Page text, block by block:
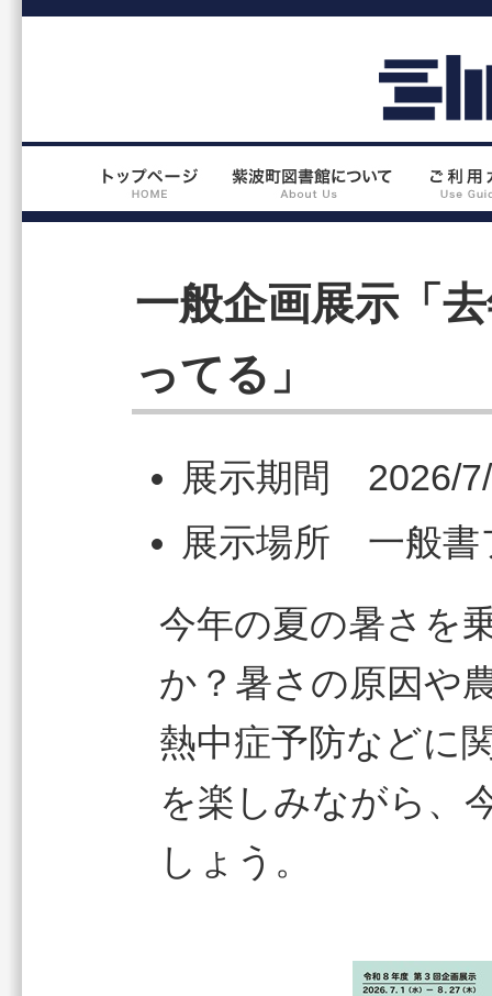
一般企画展示「
ってる」
展示期間 2026/
展示場所 一般書
今年の夏の暑さを
か？暑さの原因や
熱中症予防などに
を楽しみながら、
しょう。